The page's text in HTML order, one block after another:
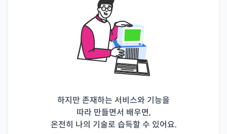
하지만 존재하는 서비스와 기능을
따라 만들면서 배우면,
온전히 나의 기술로 습득할 수 있어요.